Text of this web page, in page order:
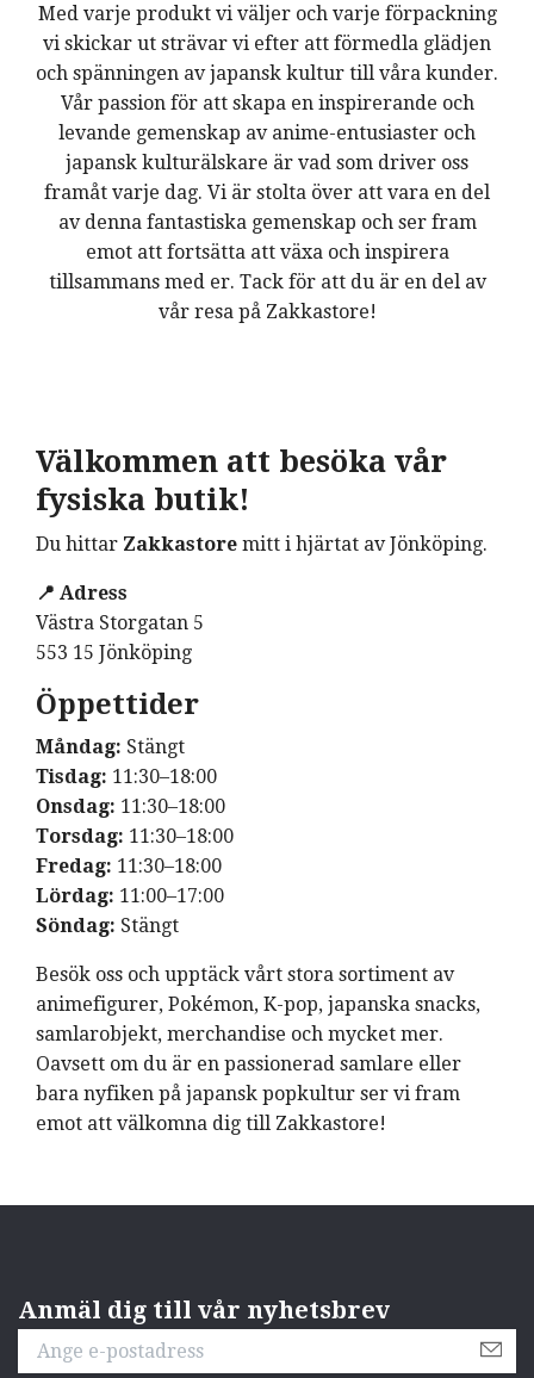
Med varje produkt vi väljer och varje förpackning
vi skickar ut strävar vi efter att förmedla glädjen
och spänningen av japansk kultur till våra kunder.
Vår passion för att skapa en inspirerande och
levande gemenskap av anime-entusiaster och
japansk kulturälskare är vad som driver oss
framåt varje dag. Vi är stolta över att vara en del
av denna fantastiska gemenskap och ser fram
emot att fortsätta att växa och inspirera
tillsammans med er. Tack för att du är en del av
vår resa på Zakkastore!
Välkommen att besöka vår
fysiska butik!
Du hittar Zakkastore mitt i hjärtat av Jönköping.
📍 Adress
Västra Storgatan 5
553 15 Jönköping
Öppettider
Måndag: Stängt
Tisdag: 11:30–18:00
Onsdag: 11:30–18:00
Torsdag: 11:30–18:00
Fredag: 11:30–18:00
Lördag: 11:00–17:00
Söndag: Stängt
Besök oss och upptäck vårt stora sortiment av
animefigurer, Pokémon, K-pop, japanska snacks,
samlarobjekt, merchandise och mycket mer.
Oavsett om du är en passionerad samlare eller
bara nyfiken på japansk popkultur ser vi fram
emot att välkomna dig till Zakkastore!
Anmäl dig till vår nyhetsbrev